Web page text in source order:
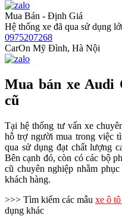
Mua Bán - Định Giá
Hệ thống xe đã qua sử dụng
0975207268
CarOn Mỹ Đình, Hà Nội
Mua bán xe Audi
cũ
Tại hệ thống tư vấn xe
hỗ trợ người mua trong việc
qua sử dụng đạt chất lượng
Bên cạnh đó, còn có các bộ
cũ chuyên nghiệp nhằm
khách hàng.
>>> Tìm kiếm các mẫu xe ô
dụng khác